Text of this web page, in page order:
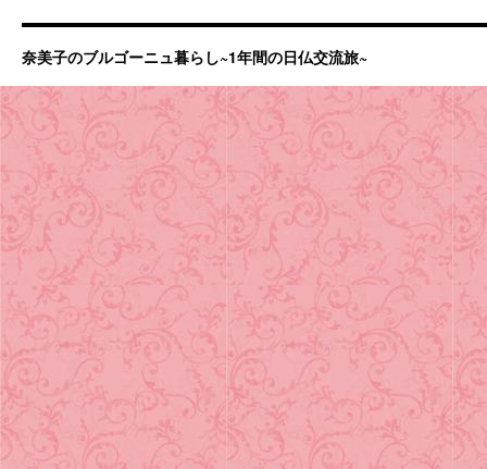
奈美子のブルゴーニュ暮らし~1年間の日仏交流旅~